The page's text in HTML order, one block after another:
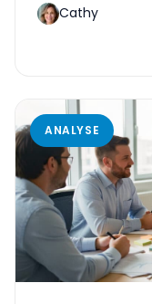
Cathy
ANALYSE